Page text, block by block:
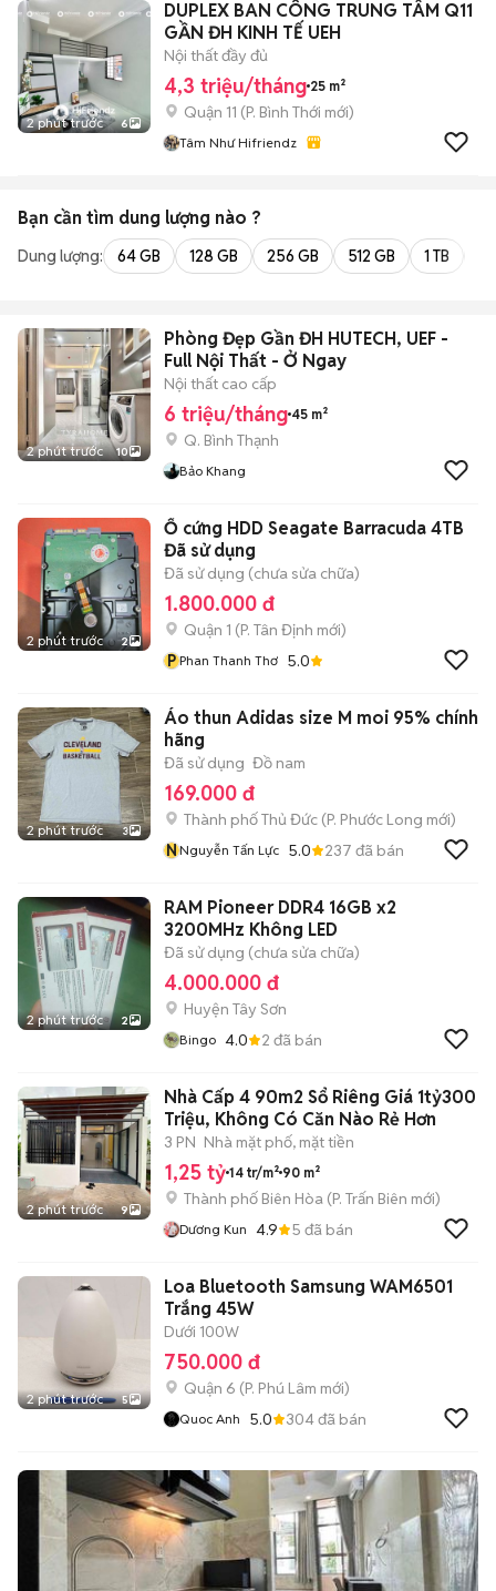
2 phút trước 6
DUPLEX BAN CÔNG TRUNG TÂM Q11
GẦN ĐH KINH TẾ UEH
Nội thất đầy đủ
4,3 triệu/tháng 25 m²
Quận 11 (P. Bình Thới mới)
Tâm Như Hifriendz
Bạn cần tìm dung lượng nào ?
Dung lượng: 64 GB 128 GB 256 GB 512 GB 1 TB
2 phút trước 10
Phòng Đẹp Gần ĐH HUTECH, UEF -
Full Nội Thất - Ở Ngay
Nội thất cao cấp
6 triệu/tháng 45 m²
Q. Bình Thạnh
Bảo Khang
2 phút trước 2
Ổ cứng HDD Seagate Barracuda 4TB
Đã sử dụng
Đã sử dụng (chưa sửa chữa)
1.800.000 đ
Quận 1 (P. Tân Định mới)
P Phan Thanh Thơ 5.0
2 phút trước 3
Áo thun Adidas size M moi 95% chính
hãng
Đã sử dụng Đồ nam
169.000 đ
Thành phố Thủ Đức (P. Phước Long mới)
NNguyễn Tấn Lực 5.0 237 đã bán
2 phút trước 2
RAM Pioneer DDR4 16GB x2
3200MHz Không LED
Đã sử dụng (chưa sửa chữa)
4.000.000 đ
Huyện Tây Sơn
Bingo 4.0 2 đã bán
2 phút trước 9
Nhà Cấp 4 90m2 Sổ Riêng Giá 1tỷ300
Triệu, Không Có Căn Nào Rẻ Hơn
3 PN Nhà mặt phố, mặt tiền
1,25 tỷ 14 tr/m² 90 m²
Thành phố Biên Hòa (P. Trấn Biên mới)
Dương Kun 4.9 5 đã bán
2 phút trước 5
Loa Bluetooth Samsung WAM6501
Trắng 45W
Dưới 100W
750.000 đ
Quận 6 (P. Phú Lâm mới)
Quoc Anh 5.0 304đã bán